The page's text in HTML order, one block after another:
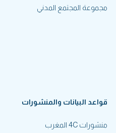
مجموعة المجتمع المدني
قواعد البيانات والمنشورات
منشورات 4C المغرب